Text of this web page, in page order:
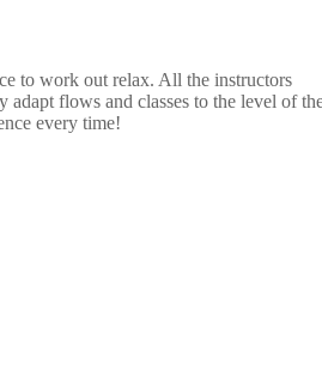
to work out relax. All the instructors
adapt flows and classes to the level of
every time!